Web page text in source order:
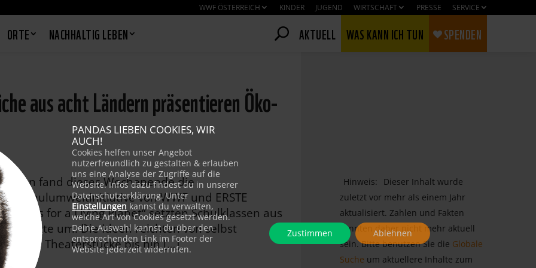
WWF ÖSTERREICH KINDER JUGEND WIRTSCHAFT PRESSE SERVICE
ORTE NACHHALTIG LEBEN AKTUELL WAS KANN ICH TUN SPENDEN
aus acht Ländern präsentieren Öko-
Wien fand dieses Wochenende die
Schulumweltinitiative von WWF und ERSTE
for a Living Planet“ setzten Schulklassen aus
um. Die Ideen reichten von selbst
und Theaterstücke bis hin […]
Hinweis:
Dieser Inhalt wurde
zuletzt vor mehr als einem Jahr
aktualisiert. Zahlen und Fakten
könnten daher nicht mehr aktuell
sein. Bitte benutzen Sie die Globale
Suche um aktuellere Inhalte zum
PANDAS LIEBEN COOKIES, WIR
AUCH!
Cookies helfen unser Angebot
nutzerfreundlich zu gestalten & erlauben
uns eine Analyse der Zugriffe auf die
Website. Infos dazu findest du in unserer
Datenschutzerklärung. Unter
Einstellungen kannst du verwalten,
welche Art von Cookies gesetzt werden.
Deine Auswahl kannst du über den
entsprechenden Link im Footer der
Website jederzeit widerrufen.
Zustimmen Ablehnen